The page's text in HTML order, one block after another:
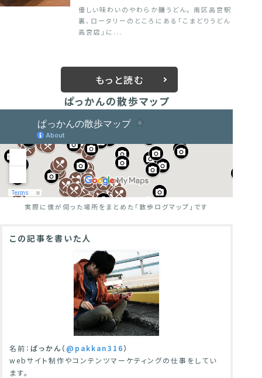
優しい味わいのやわらか麺うどん。 南区高宮駅
裏、ロータリーのところにある「こまどりうどん
高宮店」に...
もっと読む
ぱっかんの散歩マップ
実際に僕が伺った場所をまとめた 「散歩ログマップ」です
この記事を書いた人
名前： ぱっかん（ @pakkan316）
webサイト制作やコンテンツマーケティングの仕事をしてい
ます。